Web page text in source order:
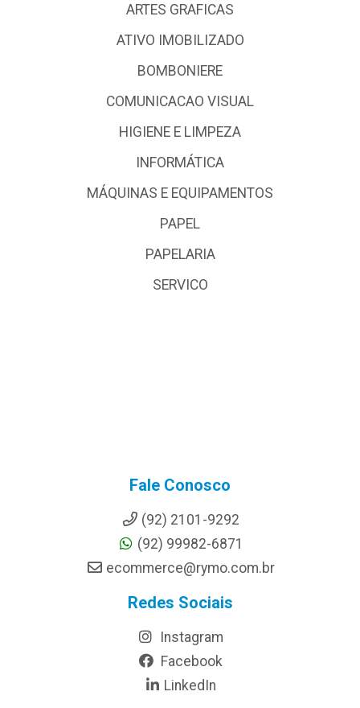
ARTES GRAFICAS
ATIVO IMOBILIZADO
BOMBONIERE
COMUNICACAO VISUAL
HIGIENE E LIMPEZA
INFORMÁTICA
MÁQUINAS E EQUIPAMENTOS
PAPEL
PAPELARIA
SERVICO
Fale Conosco
(92) 2101-9292
(92) 99982-6871
ecommerce@rymo.com.br
Redes Sociais
Instagram
Facebook
LinkedIn